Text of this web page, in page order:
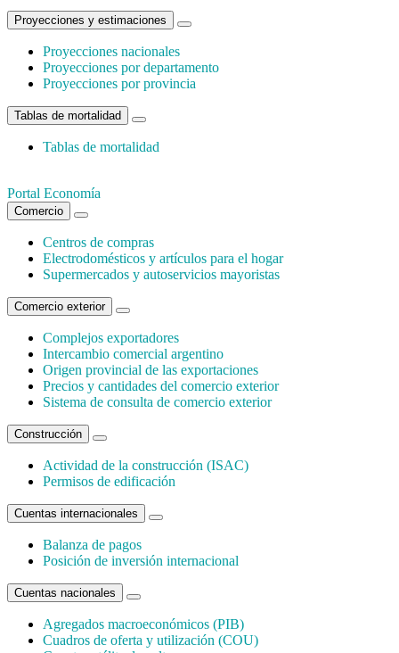
Proyecciones y estimaciones
Proyecciones nacionales
Proyecciones por departamento
Proyecciones por provincia
Tablas de mortalidad
Tablas de mortalidad
Portal Economía
Comercio
Centros de compras
Electrodomésticos y artículos para el hogar
Supermercados y autoservicios mayoristas
Comercio exterior
Complejos exportadores
Intercambio comercial argentino
Origen provincial de las exportaciones
Precios y cantidades del comercio exterior
Sistema de consulta de comercio exterior
Construcción
Actividad de la construcción (ISAC)
Permisos de edificación
Cuentas internacionales
Balanza de pagos
Posición de inversión internacional
Cuentas nacionales
Agregados macroeconómicos (PIB)
Cuadros de oferta y utilización (COU)